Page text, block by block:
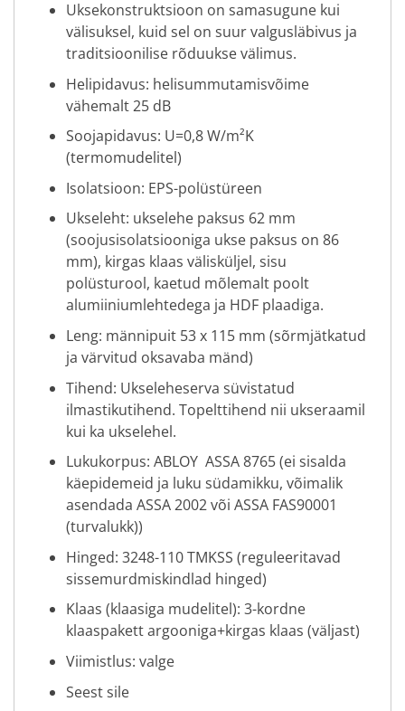
Uksekonstruktsioon on samasugune kui
välisuksel, kuid sel on suur valgusläbivus ja
traditsioonilise rõduukse välimus.
Helipidavus: helisummutamisvõime
vähemalt 25 dB
Soojapidavus: U=0,8 W/m²K
(termomudelitel)
Isolatsioon: EPS-polüstüreen
Ukseleht: ukselehe paksus 62 mm
(soojusisolatsiooniga ukse paksus on 86
mm), kirgas klaas välisküljel, sisu
polüsturool, kaetud mõlemalt poolt
alumiiniumlehtedega ja HDF plaadiga.
Leng: männipuit 53 x 115 mm (sõrmjätkatud
ja värvitud oksavaba mänd)
Tihend: Ukseleheserva süvistatud
ilmastikutihend. Topelttihend nii ukseraamil
kui ka ukselehel.
Lukukorpus: ABLOY ASSA 8765 (ei sisalda
käepidemeid ja luku südamikku, võimalik
asendada ASSA 2002 või ASSA FAS90001
(turvalukk))
Hinged: 3248-110 TMKSS (reguleeritavad
sissemurdmiskindlad hinged)
Klaas (klaasiga mudelitel): 3-kordne
klaaspakett argooniga+kirgas klaas (väljast)
Viimistlus: valge
Seest sile